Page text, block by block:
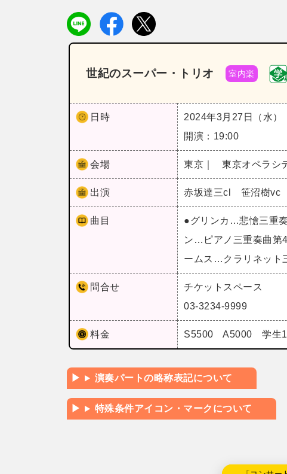
世紀のスーパー・トリオ 室内楽
日時
2024年3月27日（水）
開演：19:00
会場 東京｜ 東京オペラシ
出演 赤坂達三cl 笹沼樹vc
曲目
●グリンカ…悲愴三重
ン…ピアノ三重奏曲第
ームス…クラリネット
問合せ
チケットスペース
03-3234-9999
料金 S5500 A5000 学生
演奏パートの略称表記について
特殊条件アイコン・マークについて